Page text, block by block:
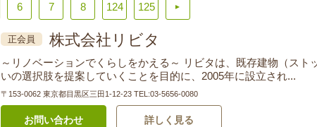
6 7 8 124 125 ▲
正会員 株式会社リビタ
～リノベーションでくらしをかえる～ リビタは、既存建物（スト
いの選択肢を提案していくことを目的に、2005年に設立され...
〒153-0062 東京都目黒区三田1-12-23 TEL:03-5656-0080
お問い合わせ 詳しく見る